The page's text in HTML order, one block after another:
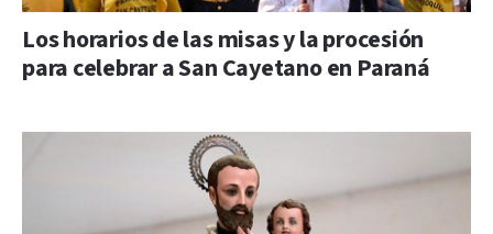
Los horarios de las misas y la procesión
para celebrar a San Cayetano en Paraná